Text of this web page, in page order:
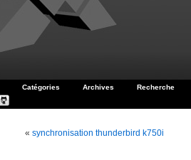
Catégories Archives Recherche
« synchronisation thunderbird k750i